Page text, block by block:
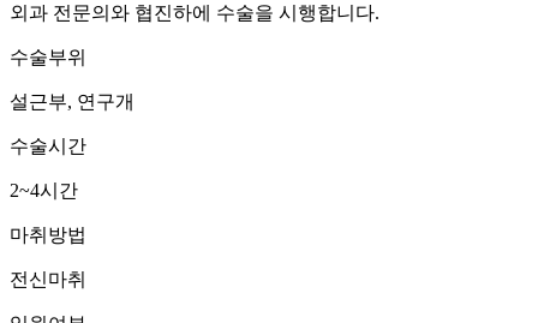
외과 전문의와 협진하에 수술을 시행합니다.
수술부위
설근부, 연구개
수술시간
2~4시간
마취방법
전신마취